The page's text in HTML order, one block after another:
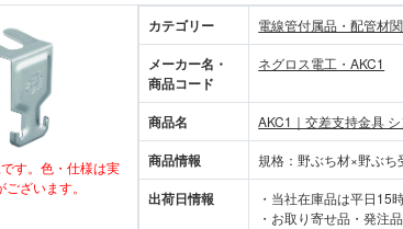
す。色・仕様は実
ざいます。
カテゴリー 電線管付属品・配管材
メーカー名・
商品コード
ネグロス電工・AKC1
商品名 AKC1｜交差支持金具
商品情報 規格：野ぶち材×野ぶち
出荷日情報
・当社在庫品は平日15
・お取り寄せ品・発注